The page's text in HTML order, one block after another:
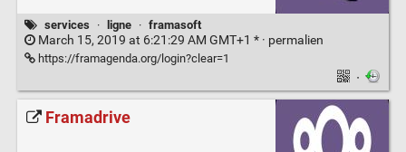
services · ligne · framasoft
March 15, 2019 at 6:21:29 AM GMT+1 * · permalien
https://framagenda.org/login?clear=1
·
Framadrive